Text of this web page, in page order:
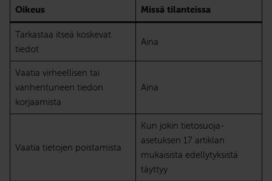
Oikeus Missä tilanteissa
Tarkastaa itseä koskevat
tiedot
Aina
Vaatia virheellisen tai
vanhentuneen tiedon
korjaamista
Aina
Vaatia tietojen poistamista
Kun jokin tietosuoja-
asetuksen 17 artiklan
mukaisista edellytyksistä
täyttyy